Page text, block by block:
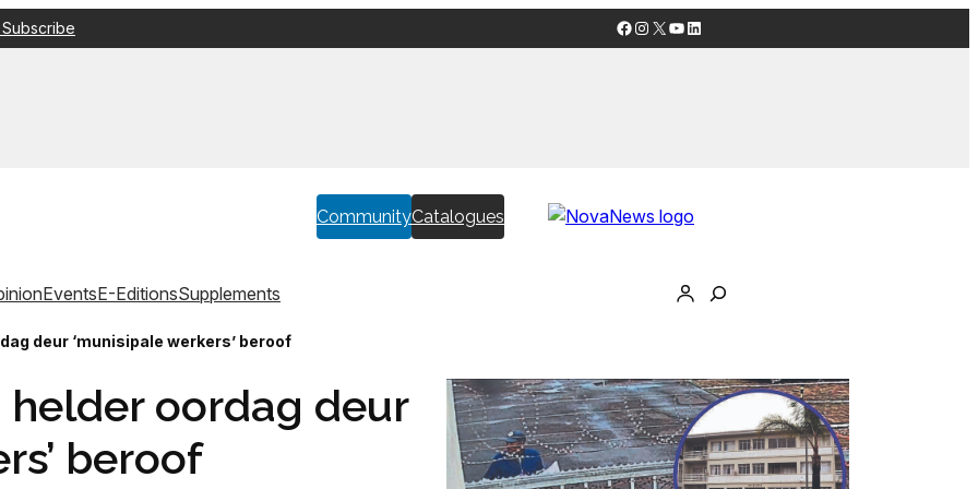
Facebook
Instagram
X YouTube
LinkedIn
CommunityCatalogues
EventsE-EditionsSupplements
deur ‘munisipale werkers’ beroof
helder oordag deur
beroof